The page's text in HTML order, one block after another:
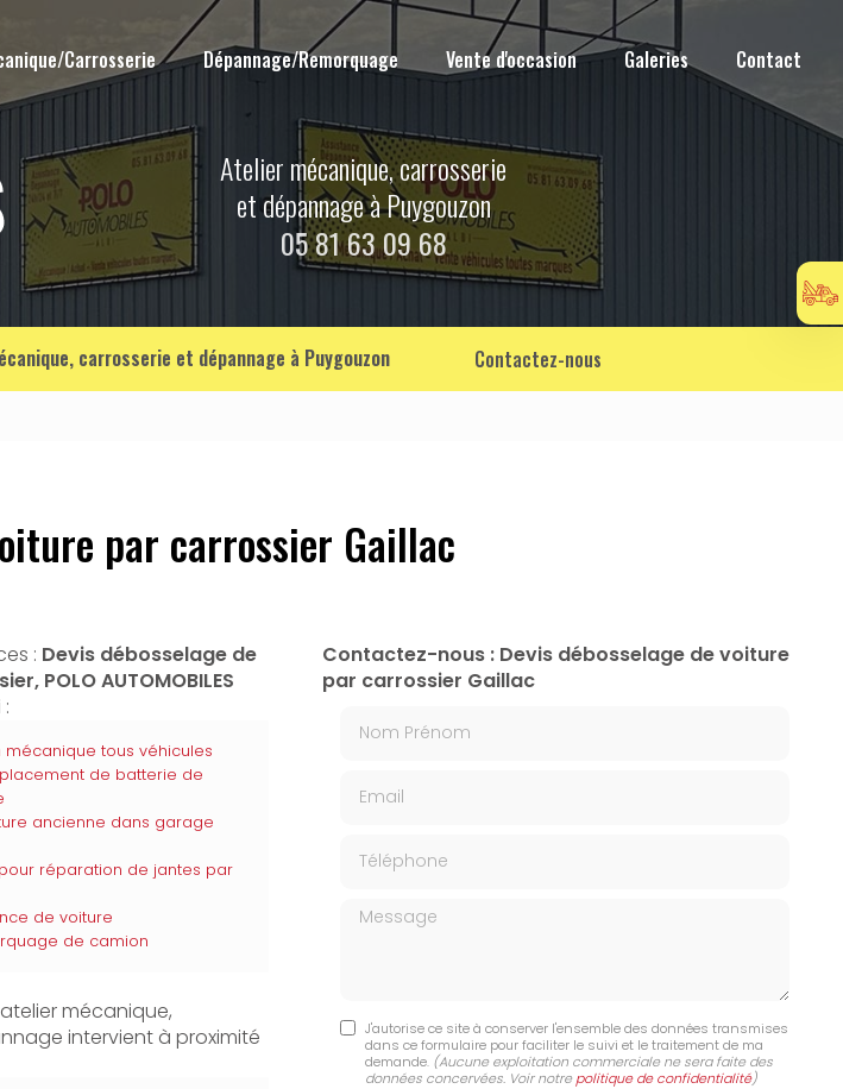
Carrosserie Dépannage/Remorquage Vente d'occasion Galeries Contact
Atelier mécanique, carrosserie
et dépannage à Puygouzon
05 81 63 09 68
carrosserie et dépannage à Puygouzon Contactez-nous
par carrossier Gaillac
: Devis débosselage de
POLO AUTOMOBILES
tous véhicules
de batterie de
ancienne dans garage
réparation de jantes par
de voiture
de camion
atelier mécanique,
intervient à proximité
Contactez-nous : Devis débosselage de voiture
par carrossier Gaillac
Message
J'autorise ce site à conserver l'ensemble des données transmises
dans ce formulaire pour faciliter le suivi et le traitement de ma
demande. (Aucune exploitation commerciale ne sera faite des
données concervées. Voir notre politique de confidentialité)